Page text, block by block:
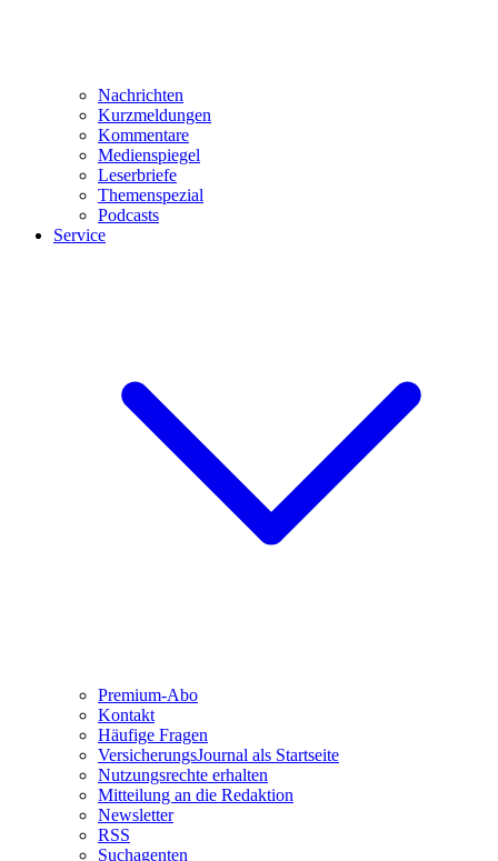
Nachrichten
Kurzmeldungen
Kommentare
Medienspiegel
Leserbriefe
Themenspezial
Podcasts
Service
Premium-Abo
Kontakt
Häufige Fragen
VersicherungsJournal als Startseite
Nutzungsrechte erhalten
Mitteilung an die Redaktion
Newsletter
RSS
Suchagenten